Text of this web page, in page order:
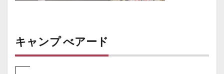
キャンプ べアード